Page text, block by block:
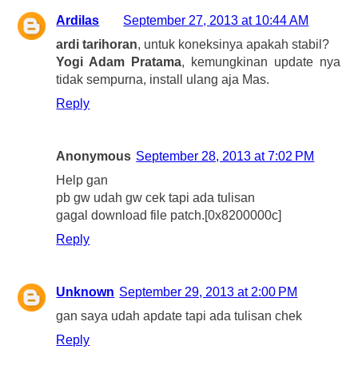
Ardilas
September 27, 2013 at 10:44 AM
ardi tarihoran, untuk koneksinya apakah stabil?
Yogi Adam Pratama, kemungkinan update nya
tidak sempurna, install ulang aja Mas.
Reply
Anonymous September 28, 2013 at 7:02 PM
Help gan
pb gw udah gw cek tapi ada tulisan
gagal download file patch.[0x8200000c]
Reply
Unknown September 29, 2013 at 2:00 PM
gan saya udah apdate tapi ada tulisan chek
Reply